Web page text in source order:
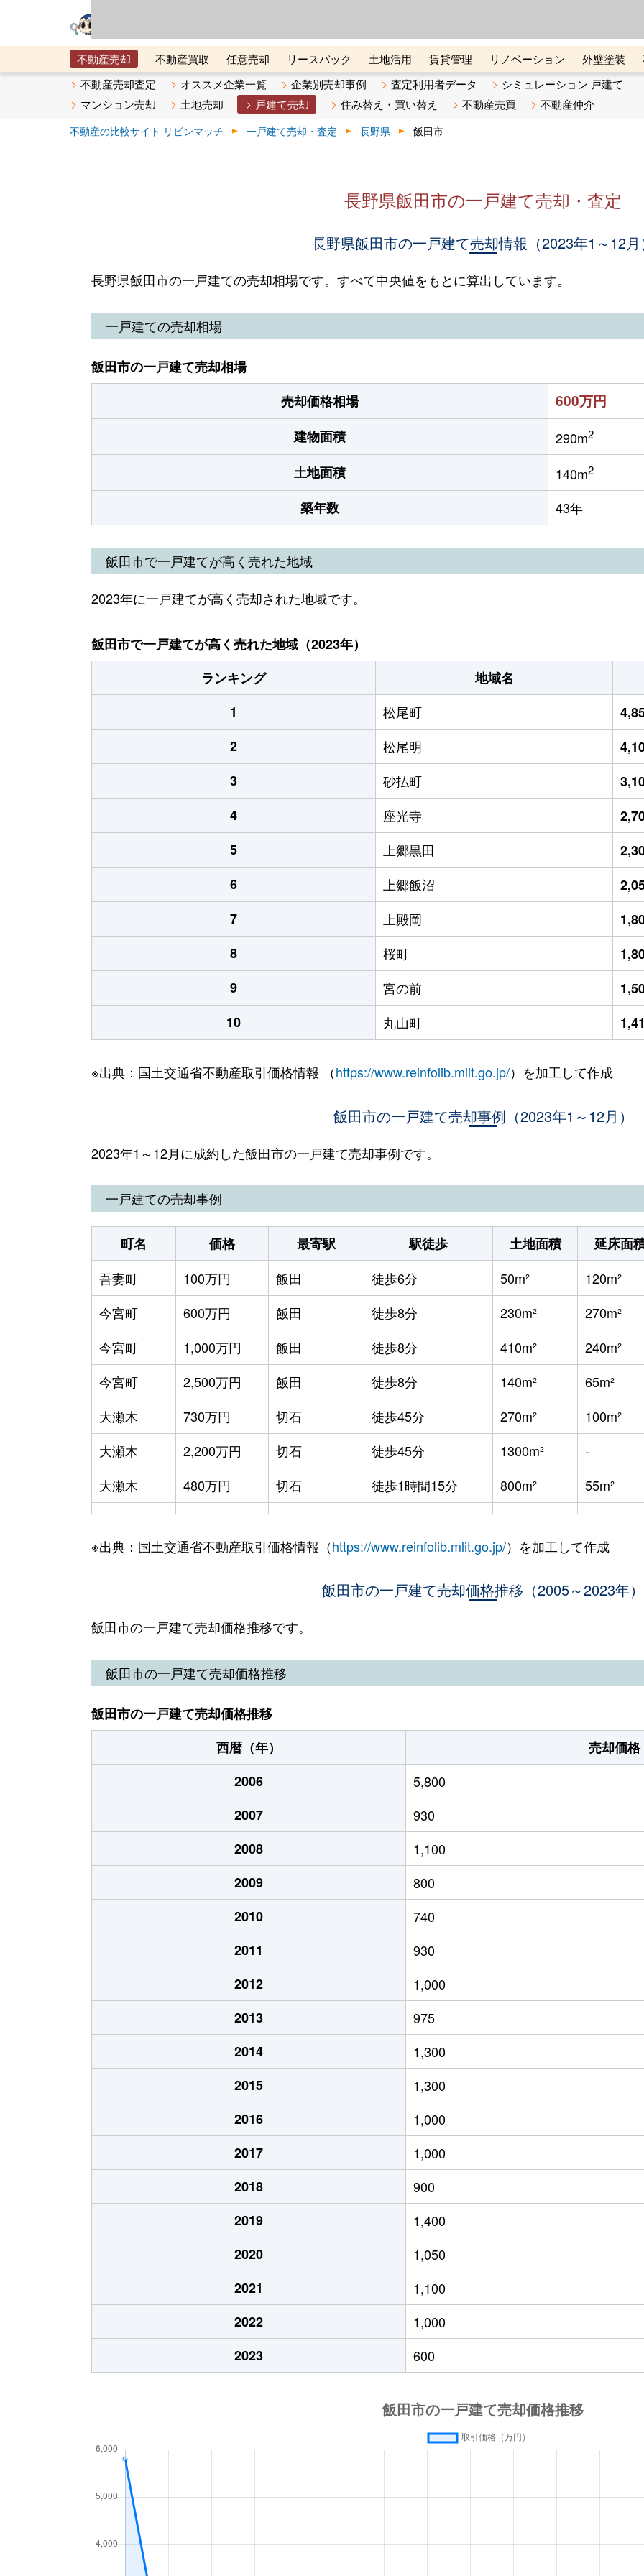
不動産売却 不動産買取 任意売却 リースバック 土地活用 賃貸管理 リノベーション 外壁塗装
メタ住宅展示場
ベスト不動産カンパニー オンライン講座 リビンマガジンBiz 不動産売却ご相談デスク
不動産売却査定 オススメ企業一覧 企業別売却事例 査定利用者データ
シミュレーション 戸建て
マンション売却
土地売却 戸建て売却 住み替え・買い替え 不動産売買 不動産仲介
不動産の比較サイト リビンマッチ 一戸建て売却・査定 長野県 飯田市
長野県飯田市の一戸建て売却・査定
長野県飯田市の一戸建て売却情報（2023年1～12月
長野県飯田市の一戸建ての売却相場です。すべて中央値をもとに算出しています。
一戸建ての売却相場
飯田市の一戸建て売却相場
売却価格相場
600万円
建物面積 290m2
土地面積 140m2
築年数 43年
飯田市で一戸建てが高く売れた地域
2023年に一戸建てが高く売却された地域です。
飯田市で一戸建てが高く売れた地域（2023年）
ランキング
地域名
1
松尾町
2
松尾明
3
砂払町
4
座光寺
5
上郷黒田
6
上郷飯沼
7
上殿岡
8
桜町
9
宮の前
10
丸山町
※出典：国土交通省不動産取引価格情報 （https://www.reinfolib.mlit.go.jp/）を加工して作成
飯田市の一戸建て売却事例（2023年1～12月）
2023年1～12月に成約した飯田市の一戸建て売却事例です。
一戸建ての売却事例
町名 価格 最寄駅 駅徒歩 土地面積 延床面
吾妻町
100万円 飯田 徒歩6分 50m² 120m²
今宮町
600万円 飯田 徒歩8分 230m² 270m²
今宮町
1,000万円 飯田 徒歩8分 410m² 240m²
今宮町
2,500万円 飯田 徒歩8分 140m² 65m²
大瀬木
730万円 切石 徒歩45分 270m² 100m²
大瀬木
2,200万円 切石 徒歩45分 1300m² -
大瀬木
480万円 切石 徒歩1時間15分 800m² 55m²
鼎
1,300万円 鼎 徒歩16分 500m² 140m²
徒歩8分 500m² 75m²
鼎
900万円 鼎
鼎
600万円 鼎 徒歩9分 280m² 120m²
鼎
50万円 鼎 徒歩7分 120m² -
鼎
550万円 下山村 徒歩3分 125m² 165m²
鼎
250万円 下山村 徒歩6分 260m² 130m²
上郷飯沼
560万円 伊那上郷 徒歩25分 220m² 60m²
上郷飯沼
250万円 伊那上郷 徒歩6分 250m² 95m²
上郷飯沼
1,300万円 伊那上郷 徒歩28分 120m² 140m²
上郷飯沼
7,900万円 伊那上郷 徒歩20分 1000m² 160m²
上郷飯沼
2,800万円 伊那上郷 徒歩19分 120m² -
上郷飯沼
9,900万円 元善光寺 徒歩14分 960m² 170m²
上郷黒田
2,300万円 伊那上郷 徒歩5分 200m² 135m²
上郷別府
310万円 伊那上郷 徒歩8分 185m² 65m²
上郷別府
1,200万円 伊那上郷 徒歩7分 380m² 380m²
上郷別府
250万円 伊那上郷 徒歩19分 105m² 110m²
上郷別府
1,200万円 伊那上郷 徒歩23分 290m² -
上殿岡
1,800万円 切石 徒歩45分 220m² 100m²
上殿岡
1,800万円 切石 徒歩28分 400m² 400m²
上久堅
370万円 駄科 徒歩1時間15分 370m² 220m²
徒歩15分
徒歩10分 430m²
桜町
1,800万円 桜町(長野) 徒歩4分 380m² 500m²
座光寺
座光寺
座光寺
※出典：国土交通省不動産取引価格情報（https://www.reinfolib.mlit.go.jp/）を加工して作成
飯田市の一戸建て売却価格推移（2005～2023年）
飯田市の一戸建て売却価格推移です。
飯田市の一戸建て売却価格推移
飯田市の一戸建て売却価格推移
西暦（年）
売却価格
2006
5,800
2007
930
2008
1,100
2009
800
2010
740
2011
930
2012
1,000
2013
975
2014
1,300
2015
1,300
2016
1,000
2017
1,000
2018
900
2019
1,400
2020
1,050
2021
1,100
2022
1,000
2023
600